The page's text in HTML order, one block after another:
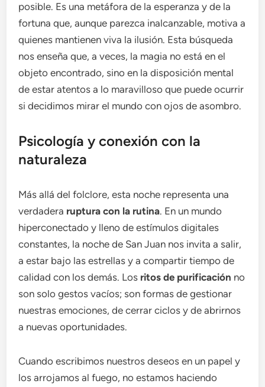
posible. Es una metáfora de la esperanza y de la
fortuna que, aunque parezca inalcanzable, motiva a
quienes mantienen viva la ilusión. Esta búsqueda
nos enseña que, a veces, la magia no está en el
objeto encontrado, sino en la disposición mental
de estar atentos a lo maravilloso que puede ocurrir
si decidimos mirar el mundo con ojos de asombro.
Psicología y conexión con la
naturaleza
Más allá del folclore, esta noche representa una
verdadera ruptura con la rutina. En un mundo
hiperconectado y lleno de estímulos digitales
constantes, la noche de San Juan nos invita a salir,
a estar bajo las estrellas y a compartir tiempo de
calidad con los demás. Los ritos de purificación no
son solo gestos vacíos; son formas de gestionar
nuestras emociones, de cerrar ciclos y de abrirnos
a nuevas oportunidades.
Cuando escribimos nuestros deseos en un papel y
los arrojamos al fuego, no estamos haciendo